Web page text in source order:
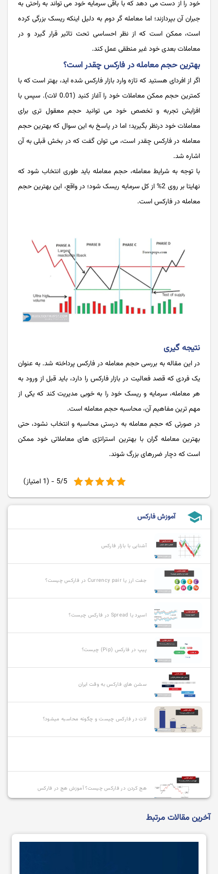
خود را از دست می دهد که با باقی سرمایه خود می تواند به راحتی به
جبران آن بپردازند؛ اما معامله گر دوم به دلیل اینکه ریسک بزرگی کرده
است، ممکن است که از نظر احساسی تحت تاثیر قرار گیرد و در
معاملات بعدی خود غیر منطقی عمل کند.
بهترین حجم معامله در فارکس چقدر است؟
اگر از افردای هستید که تازه وارد بازار فارکس شده اید، بهتر است که با
کمترین حجم ممکن معاملات خود را آغاز کنید (0.01 لات). سپس با
افزایش تجربه و تخصص خود می توانید حجم معقول تری برای
معاملات خود درنظر بگیرید؛ اما در پاسخ به این سوال که بهترین حجم
معامله در فارکس چقدر است، می توان گفت که در بخش قبلی به آن
اشاره شد.
با توجه به شرایط معامله، حجم معامله باید طوری انتخاب شود که
نهایتا بر روی 2% از کل سرمایه ریسک شود؛ در واقع، این بهترین حجم
معامله در فارکس است.
نتیجه گیری
در این مقاله به بررسی حجم معامله در فارکس پرداخته شد. به عنوان
یک فردی که قصد فعالیت در بازار فارکس را دارد، باید قبل از ورود به
هر معامله، سرمایه و ریسک خود را به خوبی مدیریت کند که یکی از
مهم ترین مفاهیم آن، محاسبه حجم معامله است.
در صورتی که حجم معامله به درستی محاسبه و انتخاب نشود، حتی
بهترین معامله گران با بهترین استراتژی های معاملاتی خود ممکن
است که دچار ضررهای بزرگ شوند.
5/5 - (1 امتیاز)
school آموزش فارکس
آشنایی با بازار فارکس
جفت ارز یا Currency pair در فارکس چیست؟
اسپرد یا Spread در فارکس چیست؟
پیپ در فارکس (Pip) چیست؟
سشن های فارکس به وقت ایران
لات در فارکس چیست و چگونه محاسبه میشود؟
هج کردن در فارکس چیست؟ آموزش هج در فارکس
آخرین مقالات مرتبط